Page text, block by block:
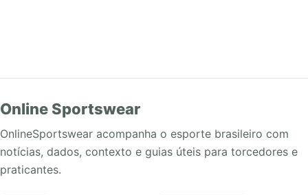
Online Sportswear
OnlineSportswear acompanha o esporte brasileiro com
notícias, dados, contexto e guias úteis para torcedores e
praticantes.